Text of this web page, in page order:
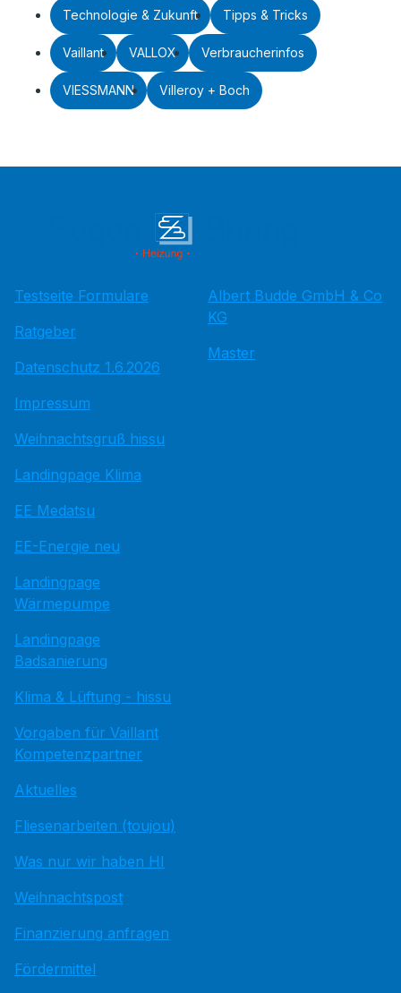
Technologie & Zukunft Tipps & Tricks
Vaillant VALLOX Verbraucherinfos
VIESSMANN Villeroy + Boch
Testseite Formulare
Ratgeber
Datenschutz 1.6.2026
Impressum
Weihnachtsgruß hissu
Landingpage Klima
EE Medatsu
EE-Energie neu
Landingpage
Wärmepumpe
Landingpage
Badsanierung
Klima & Lüftung - hissu
Vorgaben für Vaillant
Kompetenzpartner
Aktuelles
Fliesenarbeiten (toujou)
Was nur wir haben HI
Weihnachtspost
Finanzierung anfragen
Fördermittel
Albert Budde GmbH & Co
KG
Master